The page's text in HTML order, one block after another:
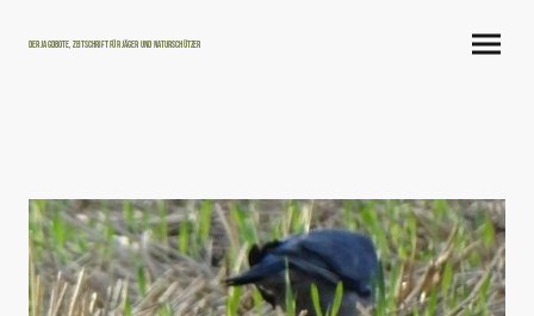
Der Jagdbote, Zeitschrift für Jäger und Naturschützer